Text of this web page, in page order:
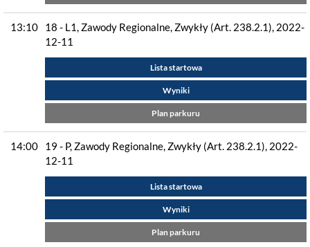
13:10
18 - L1, Zawody Regionalne, Zwykły (Art. 238.2.1), 2022-
12-11
Lista startowa
Wyniki
Plan parkuru
14:00
19 - P, Zawody Regionalne, Zwykły (Art. 238.2.1), 2022-
12-11
Lista startowa
Wyniki
Plan parkuru